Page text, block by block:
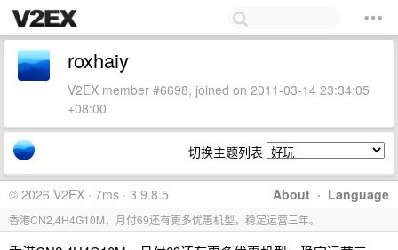
roxhaiy
V2EX member #6698, joined on 2011-03-14 23:34:05
+08:00
切换主题列表
About · Language
© 2026 V2EX · 7ms · 3.9.8.5
香港CN2,4H4G10M，月付69还有更多优惠机型，稳定运营三年。